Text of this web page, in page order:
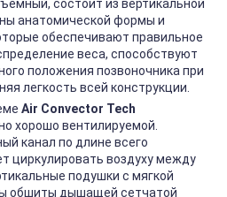
состоит из вертикальной
анатомической формы и
обеспечивают правильное
веса, способствуют
положения позвоночника при
легкость всей конструкции.
Air Convector Tech
хорошо вентилируемой.
канал по длине всего
циркулировать воздуху между
подушки с мягкой
обшиты дышащей сетчатой